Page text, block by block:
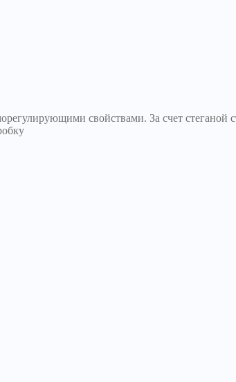
свойствами. За счет